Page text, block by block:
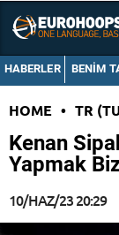
HABERLER BENIM
HOME • TR
Kenan
Yapmak
10/HAZ/23 20:29